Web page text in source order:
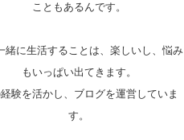
こともあるんです。
緒に生活することは、楽しいし、悩み
もいっぱい出てきます。
験を活かし、ブログを運営していま
す。